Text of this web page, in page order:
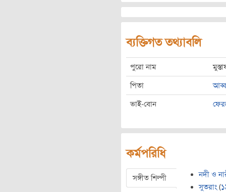
ব্যক্তিগত তথ্যাবলি
পুরো নাম
পিতা
ভাই-বোন
কর্মপরিধি
সঙ্গীত শিল্পী
নদী ও
সুতরাং (